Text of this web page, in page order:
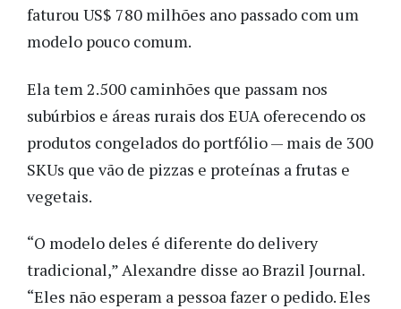
faturou US$ 780 milhões ano passado com um
modelo pouco comum.
Ela tem 2.500 caminhões que passam nos
subúrbios e áreas rurais dos EUA oferecendo os
produtos congelados do portfólio — mais de 300
SKUs que vão de pizzas e proteínas a frutas e
vegetais.
“O modelo deles é diferente do delivery
tradicional,” Alexandre disse ao Brazil Journal.
“Eles não esperam a pessoa fazer o pedido. Eles